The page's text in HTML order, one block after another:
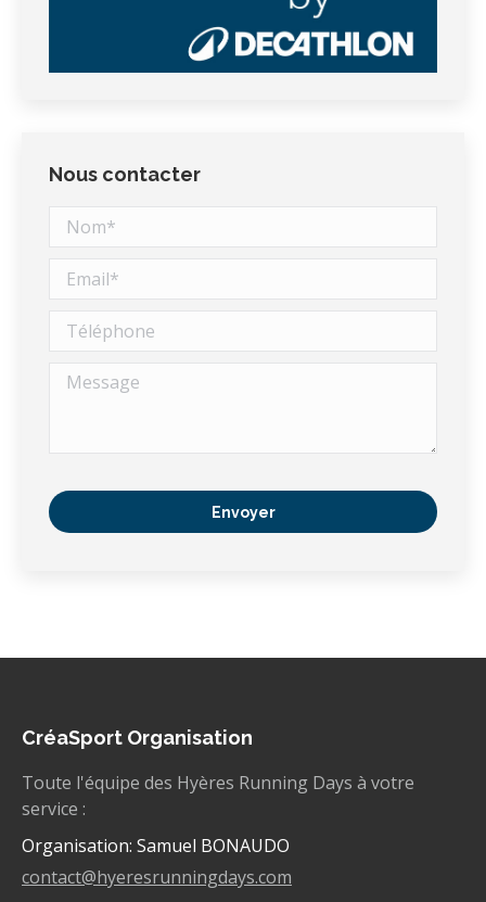
Nous contacter
CréaSport Organisation
Toute l'équipe des Hyères Running Days à votre
service :
Organisation: Samuel BONAUDO
contact@hyeresrunningdays.com